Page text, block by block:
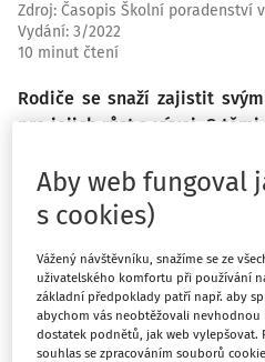
Zdroj: Časopis Školní poradenství
Vydání: 3/2022
10 minut čtení
Rodiče se snaží zajistit
pro jejich růst a vývoj. S
výsledku jim však mnohdy
tom hraje?
Dnešní rodiče se cítí být
děti co nejlépe rozvíjely a
jim být vždy ku pomoci a
tu nejlepší školku a posléze
Aby web fungoval
s cookies)
Vážený návštěvníku, snažíme se ze
uživatelského komfortu při používání
základní předpoklady patří např. aby
abychom vás neobtěžovali
dostatek podnětů, jak web vylepšovat.
souhlas se zpracováním souborů